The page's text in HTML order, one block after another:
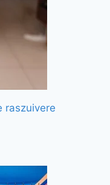
raszuivere